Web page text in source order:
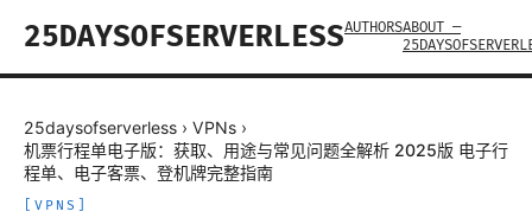
25DAYSOFSERVERLESSAUTHORSABOUT —
25daysofserverless › VPNs ›
机票行程单电子版：获取、用途与常见问题全解析 2025版 电子行
程单、电子客票、登机牌完整指南
VPNS